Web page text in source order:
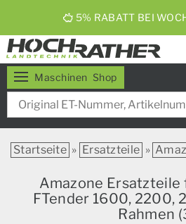
5% RABATT BEI
Maschinen Shop
Startseite » Ersatzteile »
Amazone
FTender 1600, 2200,
Rahmen